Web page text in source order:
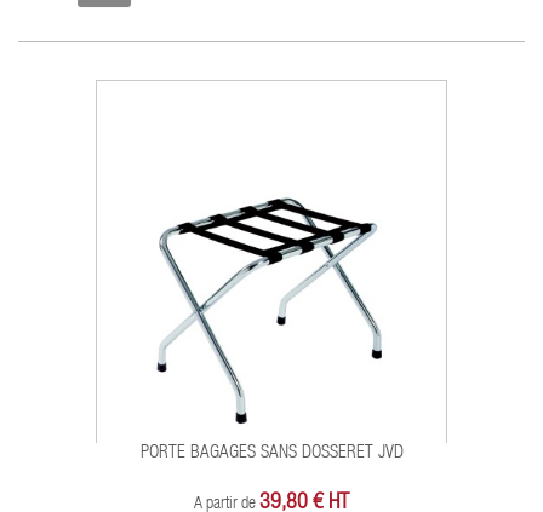
PORTE BAGAGES SANS DOSSERET JVD
A partir de 39,80 € HT